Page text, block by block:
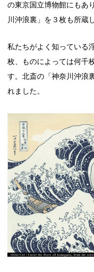
の東京国立博物館にもあ
川沖浪裏」を３枚も所蔵
私たちがよく知っている
枚、ものによっては何千
す。北斎の「神奈川沖浪
れました。